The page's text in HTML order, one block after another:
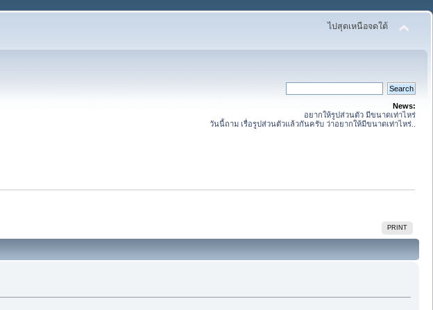
ไปสุดเหนือจดใต้
News:
อยากให้รูปส่วนตัว มีขนาดเท่าไหร่
วันนี้ถาม เรื่อรูปส่วนตัวแล้วกันครับ ว่าอยากให้มีขนาดเท่าไหร่..
PRINT